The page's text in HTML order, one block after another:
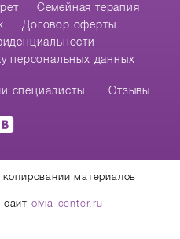
Семейная терапия
Договор оферты
персональных данных
специалисты Отзывы
материалов
olvia-center.ru